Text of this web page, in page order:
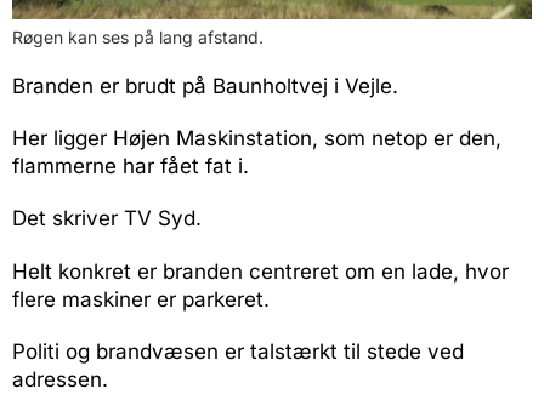
Røgen kan ses på lang afstand.
Branden er brudt på Baunholtvej i Vejle.
Her ligger Højen Maskinstation, som netop er den,
flammerne har fået fat i.
Det skriver TV Syd.
Helt konkret er branden centreret om en lade, hvor
flere maskiner er parkeret.
Politi og brandvæsen er talstærkt til stede ved
adressen.